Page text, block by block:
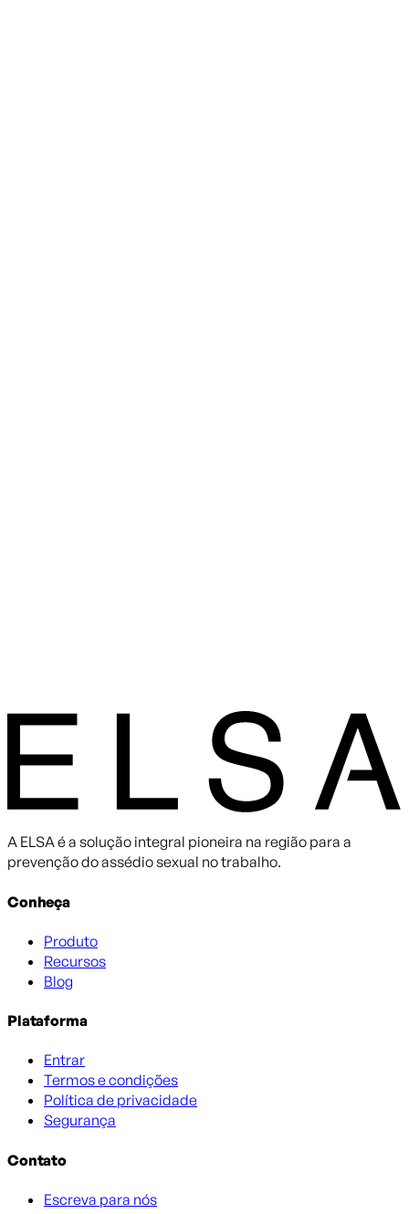
A ELSA é a solução integral pioneira na região para a
prevenção do assédio sexual no trabalho.
Conheça
Produto
Recursos
Blog
Plataforma
Entrar
Termos e condições
Política de privacidade
Segurança
Contato
Escreva para nós